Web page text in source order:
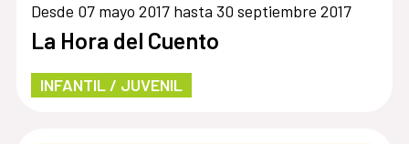
Desde 07 mayo 2017 hasta 30 septiembre 2017
La Hora del Cuento
INFANTIL / JUVENIL